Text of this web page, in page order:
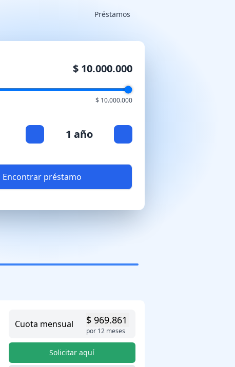
Préstamos
$ 10.000.000
$ 10.000.000
1 año
Encontrar préstamo
Cuota mensual $ 969.861
por 12 meses
Solicitar aquí